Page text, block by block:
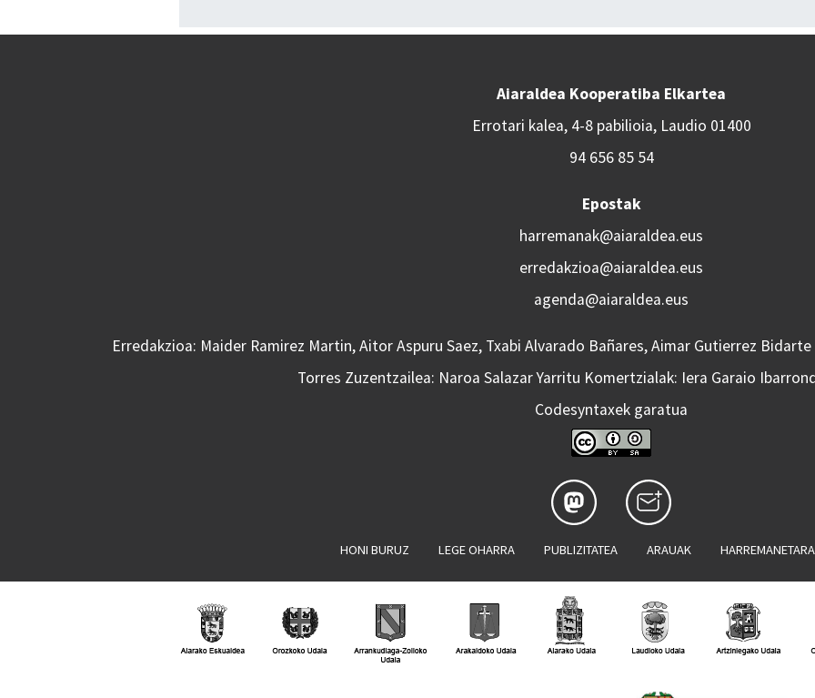
Aiaraldea Kooperatiba Elkartea
Errotari kalea, 4-8 pabilioia, Laudio 01400
94 656 85 54
Epostak
harremanak@aiaraldea.eus
erredakzioa@aiaraldea.eus
agenda@aiaraldea.eus
Erredakzioa: Maider Ramirez Martin, Aitor Aspuru Saez, Txabi Alvarado Bañares, Aimar Gutierrez
Torres Zuzentzailea: Naroa Salazar Yarritu Komertzialak: Iera Garaio
Codesyntaxek garatua
HONI BURUZ LEGE OHARRA PUBLIZITATEA ARAUAK